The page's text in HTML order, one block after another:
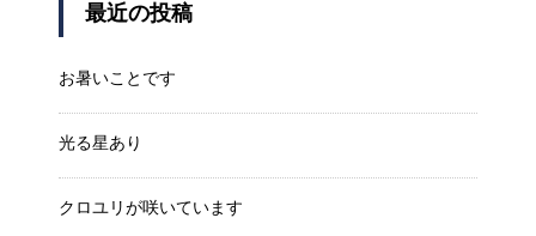
最近の投稿
お暑いことです
光る星あり
クロユリが咲いています